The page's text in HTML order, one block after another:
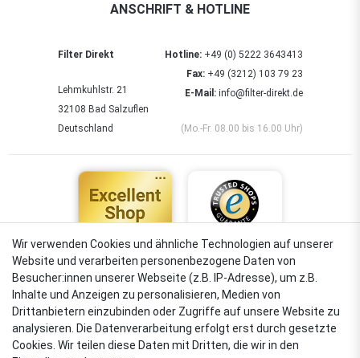
ANSCHRIFT & HOTLINE
Filter Direkt
Lehmkuhlstr. 21
32108 Bad Salzuflen
Deutschland
Hotline:+49 (0) 5222 3643413
Fax:+49 (3212) 103 79 23
E-Mail:info@filter-direkt.de
(Mo.-Fr. 08.00 bis 16.00 Uhr)
4,88
Sehr gut
VERSANDARTEN
Wir verwenden Cookies und ähnliche Technologien auf unserer
Website und verarbeiten personenbezogene Daten von
Besucher:innen unserer Webseite (z.B. IP-Adresse), um z.B.
Inhalte und Anzeigen zu personalisieren, Medien von
Drittanbietern einzubinden oder Zugriffe auf unsere Website zu
analysieren. Die Datenverarbeitung erfolgt erst durch gesetzte
Cookies. Wir teilen diese Daten mit Dritten, die wir in den